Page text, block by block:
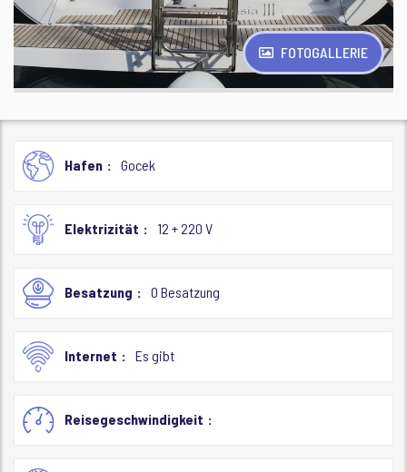
FOTOGALLERIE
Hafen Gocek
Elektrizität 12 + 220 V
Besatzung 0 Besatzung
Internet Es gibt
Reisegeschwindigkeit